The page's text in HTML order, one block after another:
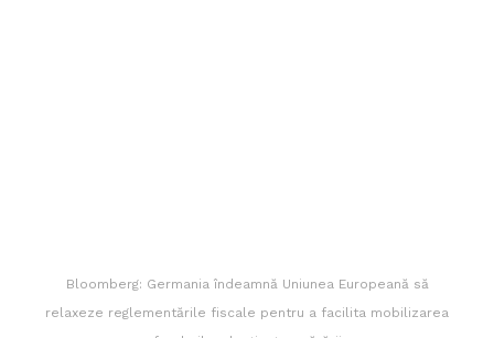
Bloomberg: Germania îndeamnă Uniunea Europeană să
relaxeze reglementările fiscale pentru a facilita mobilizarea